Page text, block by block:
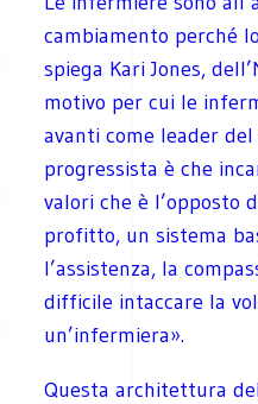
cambiamento perché
spiega Kari Jones,
motivo per cui le
avanti come leader
progressista è che
valori che è l’opposto
profitto, un sistema
l’assistenza, la
difficile intaccare la
un’infermiera».
Questa architettura